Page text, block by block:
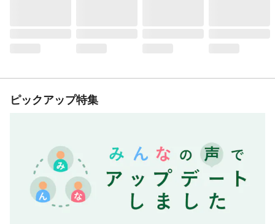
ピックアップ特集